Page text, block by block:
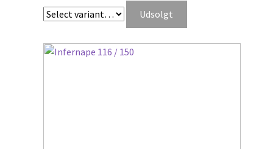
2,00kr.
til
Udsolgt